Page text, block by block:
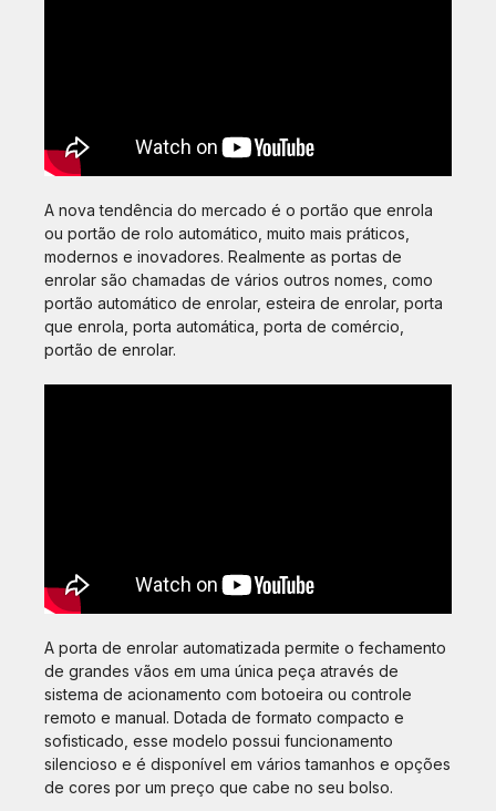
A nova tendência do mercado é o portão que enrola
ou portão de rolo automático, muito mais práticos,
modernos e inovadores. Realmente as portas de
enrolar são chamadas de vários outros nomes, como
portão automático de enrolar, esteira de enrolar, porta
que enrola, porta automática, porta de comércio,
portão de enrolar.
A porta de enrolar automatizada permite o fechamento
de grandes vãos em uma única peça através de
sistema de acionamento com botoeira ou controle
remoto e manual. Dotada de formato compacto e
sofisticado, esse modelo possui funcionamento
silencioso e é disponível em vários tamanhos e opções
de cores por um preço que cabe no seu bolso.